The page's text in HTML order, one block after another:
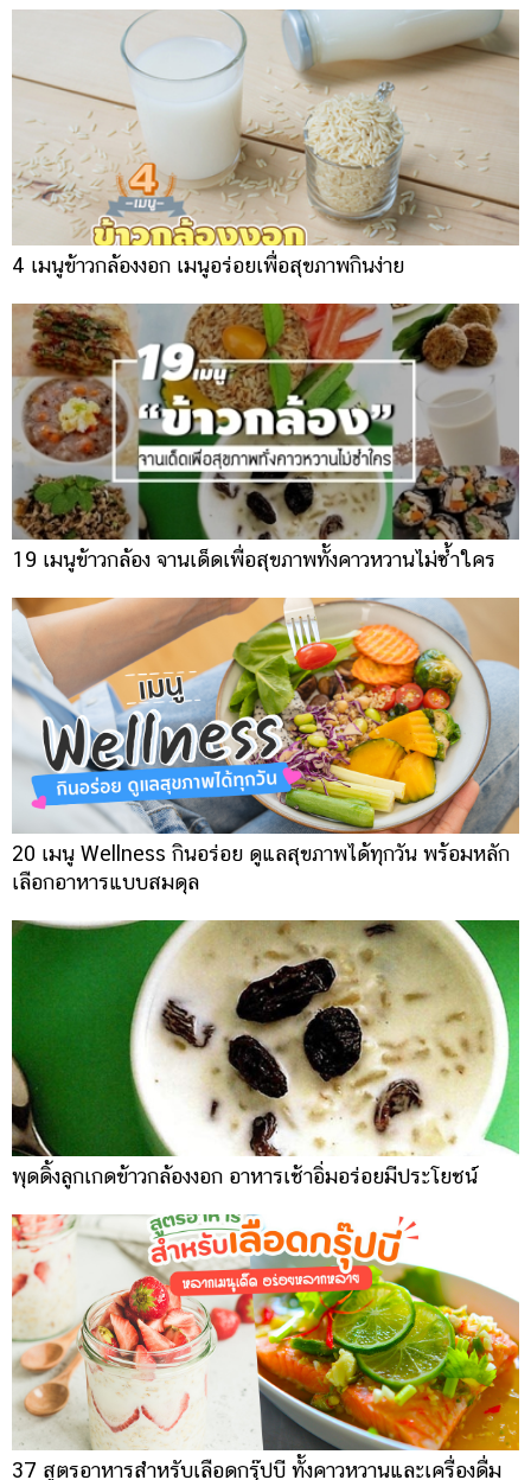
4 เมนูข้าวกล้องงอก เมนูอร่อยเพื่อสุขภาพกินง่าย
19 เมนูข้าวกล้อง จานเด็ดเพื่อสุขภาพทั้งคาวหวานไม่ซ้ำใคร
20 เมนู Wellness กินอร่อย ดูแลสุขภาพได้ทุกวัน พร้อมหลัก
เลือกอาหารแบบสมดุล
พุดดิ้งลูกเกดข้าวกล้องงอก อาหารเช้าอิ่มอร่อยมีประโยชน์
37 สูตรอาหารสำหรับเลือดกรุ๊ปบี ทั้งคาวหวานและเครื่องดื่ม